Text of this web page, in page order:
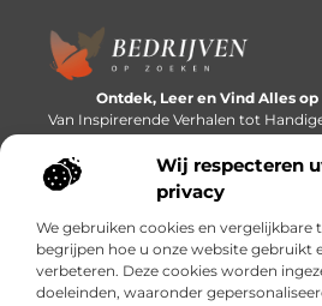
Wij respecteren
privacy
We gebruiken cookies en
begrijpen hoe u onze website gebruikt
verbeteren. Deze cookies worden
doeleinden, waaronder
Ontdek, Leer en Vind Alles op
Van Inspirerende Verhalen tot
Binnen Handbereik.
Bericht categorie
Onze informatie